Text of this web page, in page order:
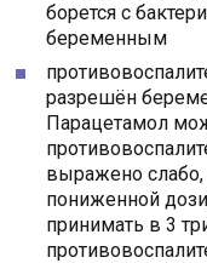
борется с
беременным
разрешён
Парацетамол
выражено слабо,
пониженной
принимать в 3